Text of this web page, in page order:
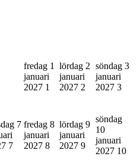
fredag 1
januari
2027 1
lördag 2
januari
2027 2
söndag 3
januari
2027 3
7
7
fredag 8
januari
2027 8
lördag 9
januari
2027 9
söndag
10
januari
2027 10